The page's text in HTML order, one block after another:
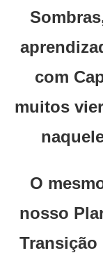
com
muitos
O
nosso
Transição